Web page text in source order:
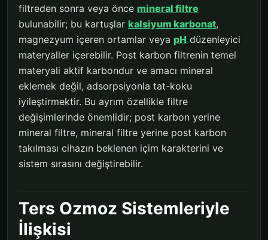
filtreden sonra veya önce mineral filtre
bulunabilir; bu kartuşlar kalsiyum karbonat,
magnezyum içeren ortamlar veya pH düzenleyici
materyaller içerebilir. Post karbon filtrenin temel
materyali aktif karbondur ve amacı mineral
eklemek değil, adsorpsiyonla tat-koku
iyileştirmektir. Bu ayrım özellikle filtre
değişimlerinde önemlidir; post karbon yerine
mineral filtre, mineral filtre yerine post karbon
takılması cihazın beklenen içim karakterini ve
sistem sırasını değiştirebilir.
Ters Ozmoz Sistemleriyle
İlişkisi